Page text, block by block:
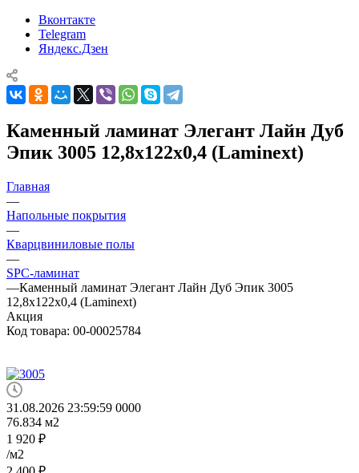
Вконтакте
Telegram
Яндекс.Дзен
Каменный ламинат Элегант Лайн Дуб
Эпик 3005 12,8x122x0,4 (Laminext)
Главная
—
Напольные покрытия
—
Кварцвиниловые полы
—
SPC-ламинат
—Каменный ламинат Элегант Лайн Дуб Эпик 3005
12,8x122x0,4 (Laminext)
Акция
Код товара: 00-00025784
31.08.2026 23:59:59 0000
76.834 м2
1 920 ₽
/м2